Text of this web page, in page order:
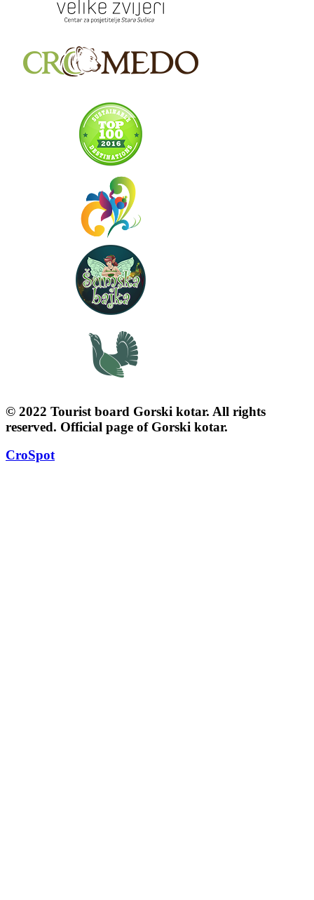
© 2022 Tourist board Gorski kotar. All rights
reserved. Official page of Gorski kotar.
CroSpot